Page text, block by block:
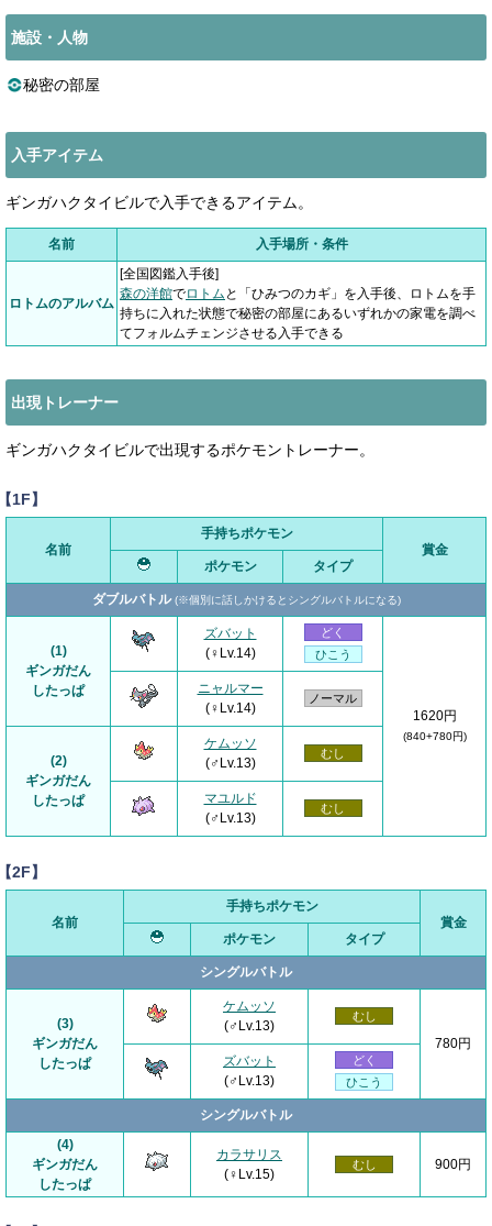
施設・人物
秘密の部屋
入手アイテム
ギンガハクタイビルで入手できるアイテム。
名前 入手場所・条件
ロトムのアルバム
[全国図鑑入手後]
森の洋館でロトム と「ひみつのカギ」を入手後、ロトムを手
持ちに入れた状態で秘密の部屋にあるいずれかの家電を調べ
てフォルムチェンジさせる入手できる
出現トレーナー
ギンガハクタイビルで出現するポケモントレーナー。
1F】
名前
手持ちポケモン
賞金
ポケモン
タイプ
ダブルバトル(※個別に話しかけるとシングルバトルになる)
(1)
ギンガだん
したっぱ
ズバット
(♀Lv.14)
どく
ひこう
1620円
(840+780円)
ニャルマー
(♀Lv.14)
ノーマル
(2)
ギンガだん
したっぱ
ケムッソ
(♂Lv.13)
むし
マユルド
(♂Lv.13)
むし
2F】
名前
手持ちポケモン
賞金
ポケモン
タイプ
シングルバトル
(3)
ギンガだん
したっぱ
ケムッソ
(♂Lv.13)
むし
780円
ズバット
(♂Lv.13)
どく
ひこう
シングルバトル
(4)
ギンガだん
したっぱ
カラサリス
(♀Lv.15)
むし 900円